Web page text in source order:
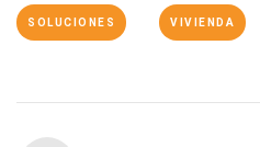
SOLUCIONES VIVIENDA